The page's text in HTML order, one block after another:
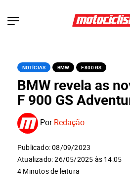
NOTÍCIAS BMW F 800 GS
BMW revela as
F 900 GS
PorRedação
Publicado: 08/09/2023
Atualizado: 26/05/2025 às 14:05
4 Minutos de leitura